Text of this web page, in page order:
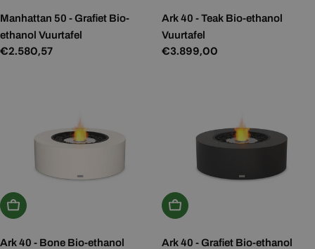
Manhattan 50 - Grafiet Bio-
ethanol Vuurtafel
Normale
€2.580,57
Ark 40 - Teak Bio-ethanol
Vuurtafel
Normale
€3.899,00
Kies Opties
Ark 40 - Bone Bio-ethanol
Kies Opties
Ark 40 - Grafiet Bio-ethanol